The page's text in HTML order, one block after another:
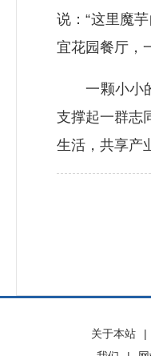
说：“这里魔
宜花园餐厅，
一颗小小的
支撑起一群志
生活，共享产
关于本站 |